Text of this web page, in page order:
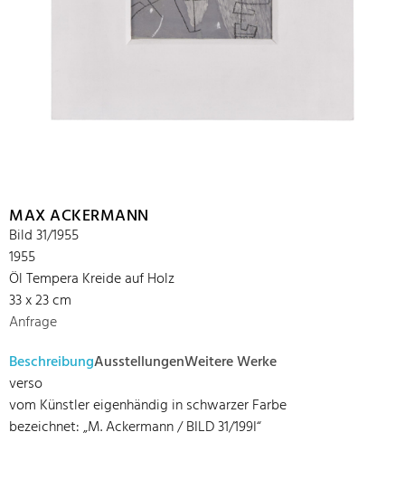
MAX ACKERMANN
Bild 31/1955
1955
Öl Tempera Kreide auf Holz
33 x 23 cm
Anfrage
BeschreibungAusstellungenWeitere Werke
verso
vom Künstler eigenhändig in schwarzer Farbe
bezeichnet: „M. Ackermann / BILD 31/199I“